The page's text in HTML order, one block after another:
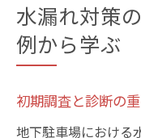
水漏れ対策
例から学ぶ
初期調査と診断の
地下駐車場における